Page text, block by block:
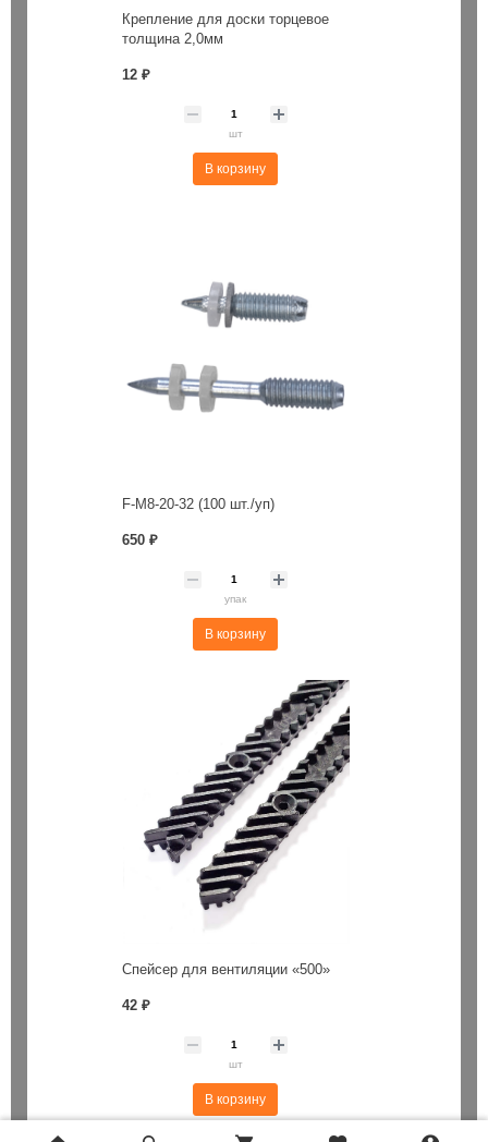
Крепление для доски торцевое
толщина 2,0мм
12 ₽
шт
В корзину
F-M8-20-32 (100 шт./уп)
650 ₽
упак
В корзину
Спейсер для вентиляции «500»
42 ₽
шт
В корзину